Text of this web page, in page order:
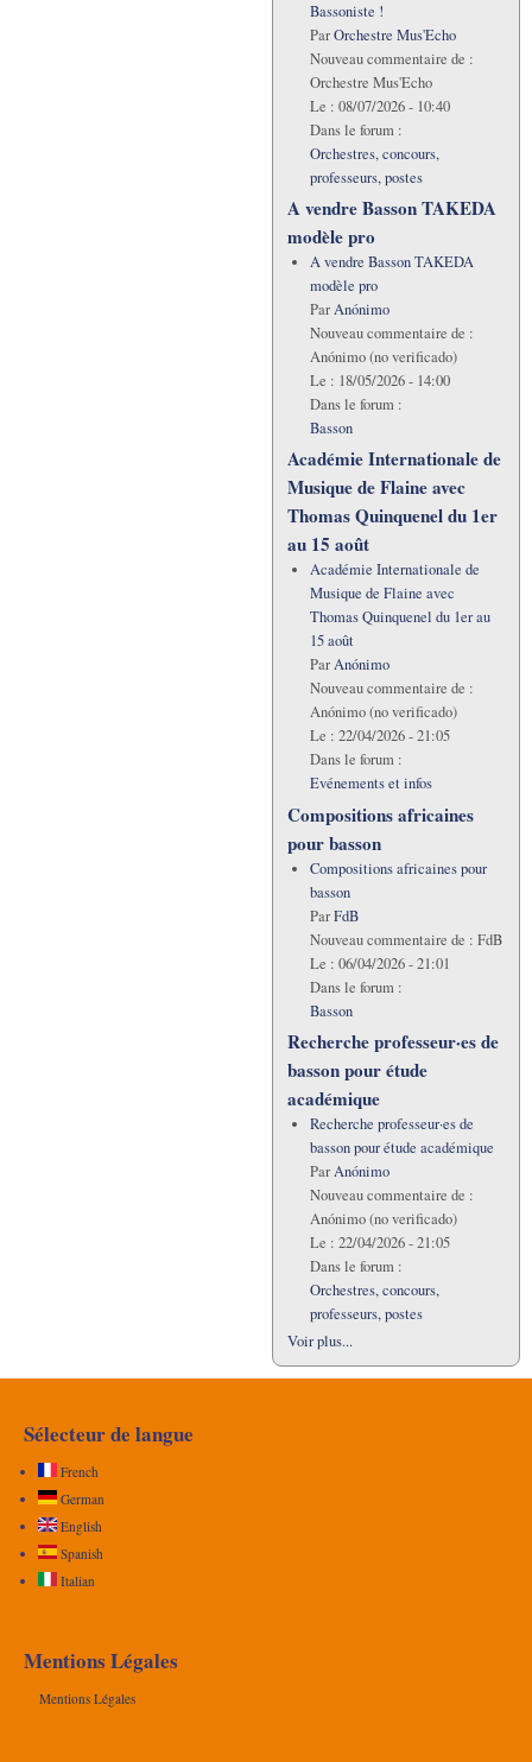
Bassoniste !
ParOrchestre Mus'Echo
Nouveau commentaire de :
Orchestre Mus'Echo
Le : 08/07/2026 - 10:40
Dans le forum :
Orchestres, concours,
professeurs, postes
A vendre Basson TAKEDA
modèle pro
A vendre Basson TAKEDA
modèle pro
ParAnónimo
Nouveau commentaire de :
Anónimo (no verificado)
Le : 18/05/2026 - 14:00
Dans le forum :
Basson
Académie Internationale de
Musique de Flaine avec
Thomas Quinquenel du 1er
au 15 août
Académie Internationale de
Musique de Flaine avec
Thomas Quinquenel du 1er au
15 août
ParAnónimo
Nouveau commentaire de :
Anónimo (no verificado)
Le : 22/04/2026 - 21:05
Dans le forum :
Evénements et infos
Compositions africaines
pour basson
Compositions africaines pour
basson
ParFdB
Nouveau commentaire de : FdB
Le : 06/04/2026 - 21:01
Dans le forum :
Basson
Recherche professeur·es de
basson pour étude
académique
Recherche professeur·es de
basson pour étude académique
ParAnónimo
Nouveau commentaire de :
Anónimo (no verificado)
Le : 22/04/2026 - 21:05
Dans le forum :
Orchestres, concours,
professeurs, postes
Voir plus...
Sélecteur de langue
French
German
English
Spanish
Italian
Mentions Légales
Mentions Légales